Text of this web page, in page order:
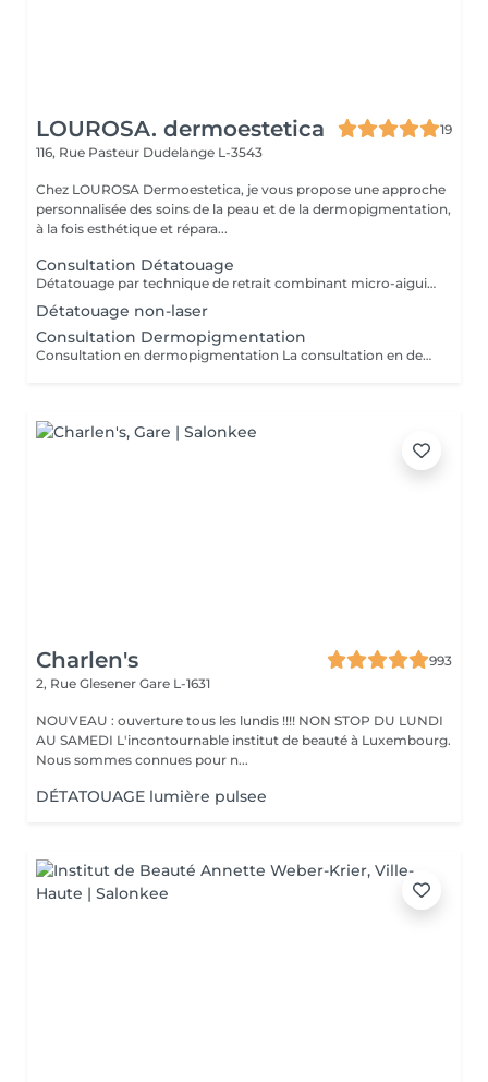
LOUROSA. dermoestetica
19
116, Rue Pasteur Dudelange L-3543
Chez LOUROSA Dermoestetica, je vous propose une approche
personnalisée des soins de la peau et de la dermopigmentation,
à la fois esthétique et répara...
Consultation Détatouage
Détatouage par technique de retrait combinant micro-aiguilletage et solution spécifique, adaptée aux pigments difficiles à traiter au laser . La consultation est requise.
Détatouage non-laser
Consultation Dermopigmentation
Consultation en dermopigmentation La consultation en dermopigmentation est une étape essentielle avant toute prestation de traitement correctif ou reconstructeur. Elle permet de comprendre vos besoins, d'analyser la peau et de définir un protocole entièrement personnalisé en fonction de la zone à traiter, de votre carnation, de votre morphologie et du résultat souhaité. Ce rendez-vous comprend un échange approfondi sur vos attentes, une analyse précise de la zone concernée ainsi que des conseils professionnels sur la technique et l'approche les plus adaptées à votre situation. C'est également un moment privilégié pour répondre à toutes vos questions et s'assurer de l'absence de contre-indications. Le montant de la consultation est déduit du tarif de la prestation si celle-ci est réalisée dans les 2 mois suivant la consultation. Cette étape est indispensable afin de garantir un traitement sécurisé, cohérent et parfaitement adapté à votre peau et à votre objectif esthétique ou réparateur.
Charlen's
993
2, Rue Glesener Gare L-1631
NOUVEAU : ouverture tous les lundis !!!! NON STOP DU LUNDI
AU SAMEDI L'incontournable institut de beauté à Luxembourg.
Nous sommes connues pour n...
DÉTATOUAGE lumière pulsee